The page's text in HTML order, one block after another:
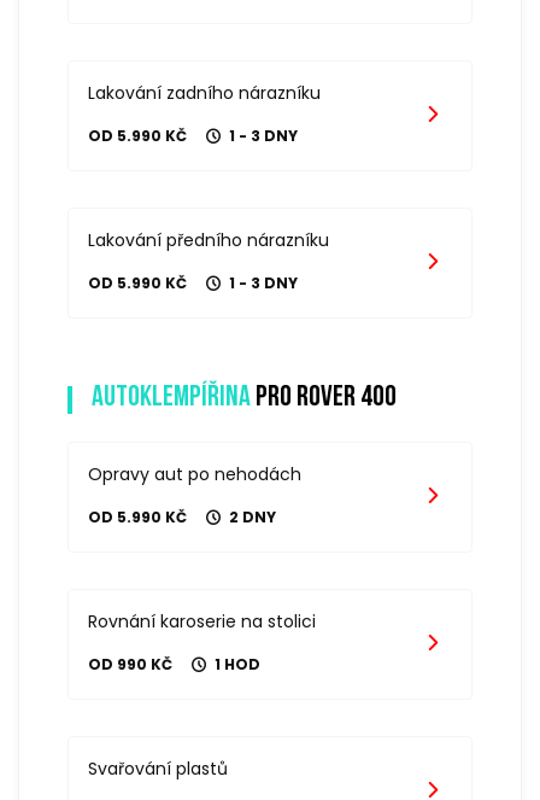
Lakování zadního nárazníku
OD 5.990 KČ 1 - 3 DNY
Lakování předního nárazníku
OD 5.990 KČ 1 - 3 DNY
Autoklempířina pro rover 400
Opravy aut po nehodách
OD 5.990 KČ 2 DNY
Rovnání karoserie na stolici
OD 990 KČ 1 HOD
Svařování plastů